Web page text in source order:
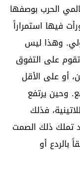
الحرب بوصفها
فيها استمراراً
وهذا ليس
تقوم على التفوق
أو على الأقل
وحين يرتفع
فذلك
تملك ذلك الصمت
بالردع أو